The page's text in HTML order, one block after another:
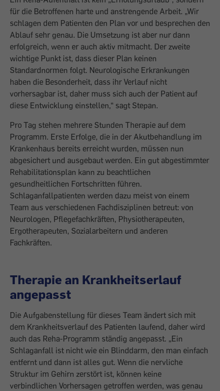
für die Betroffenen harte und anstrengende Arbeit. „Wir
schlagen dem Patienten den Plan vor und besprechen den
Ablauf sehr genau. Die Umsetzung ist aber nur dann
erfolgreich, wenn er auch aktiv mitmacht. Der zweite
wichtige Punkt ist, dass dieser Plan keinen
Standardnormen folgt. Neurologische Erkrankungen
haben die Besonderheit, dass ihr Verlauf nicht
vorhersagbar ist, daher muss sich auch der Patient auf
diese Entwicklung einstellen,“ sagt Stepan.
Pro Tag stehen mehrere Stunden Therapie auf dem
Programm. Erste Erfolge, die in der Akutbehandlung im
Krankenhaus bereits erreicht wurden, müssen nun
abgesichert und ausgebaut werden. Ein gut abgestimmter
Rehabilitationsplan kann zu beachtlichen
gesundheitlichen Fortschritten führen.
Schlaganfallpatienten werden dazu meist von einem
Team aus verschiedenen Fachdisziplinen betreut: von
Neurologen, Pflegefachkräften, Physiotherapeuten,
Ergotherapeuten, Sozialarbeitern und anderen
Fachkräften.
Therapie an Krankheitserlauf
angepasst
Die Aufgabenstellung für dieses Team ändert sich mit
dem Krankheitsverlauf des Patienten laufend, daher wird
auch das Reha-Programm ständig angepasst. „Ein
Schlaganfall ist nicht wie ein Blinddarm, den man einfach
entfernt und dann ist alles gut. Wenn die nervliche
Struktur im Gehirn zerstört ist, können keine
verbindlichen ­Vorhersagen getroffen werden, was genau